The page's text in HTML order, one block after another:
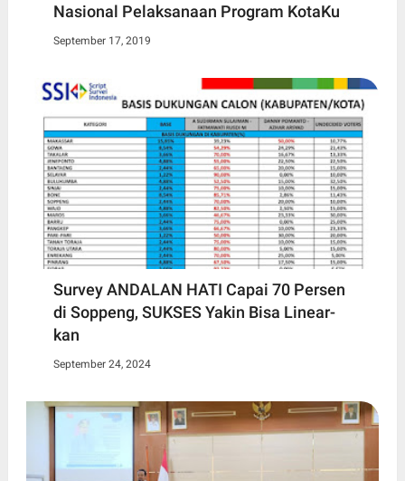
Nasional Pelaksanaan Program KotaKu
September 17, 2019
Survey ANDALAN HATI Capai 70 Persen
di Soppeng, SUKSES Yakin Bisa Linear-
kan
September 24, 2024